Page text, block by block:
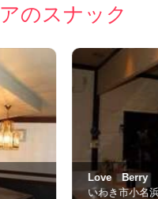
のスナック
6